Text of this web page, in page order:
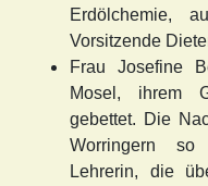
Erdölchemie,
Vorsitzende
Frau Josefine
Mosel, ihrem
gebettet. Die
Worringern so
Lehrerin, die